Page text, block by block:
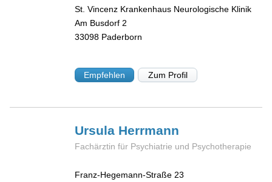
St. Vincenz Krankenhaus Neurologische Klinik
Am Busdorf 2
33098 Paderborn
Empfehlen Zum Profil
Ursula Herrmann
Fachärztin für Psychiatrie und Psychotherapie
Franz-Hegemann-Straße 23